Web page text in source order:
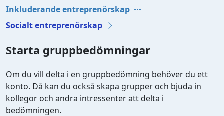
Inkluderande entreprenörskap
Socialt entreprenörskap
Starta gruppbedömningar
Om du vill delta i en gruppbedömning behöver du ett
konto. Då kan du också skapa grupper och bjuda in
kollegor och andra intressenter att delta i
bedömningen.